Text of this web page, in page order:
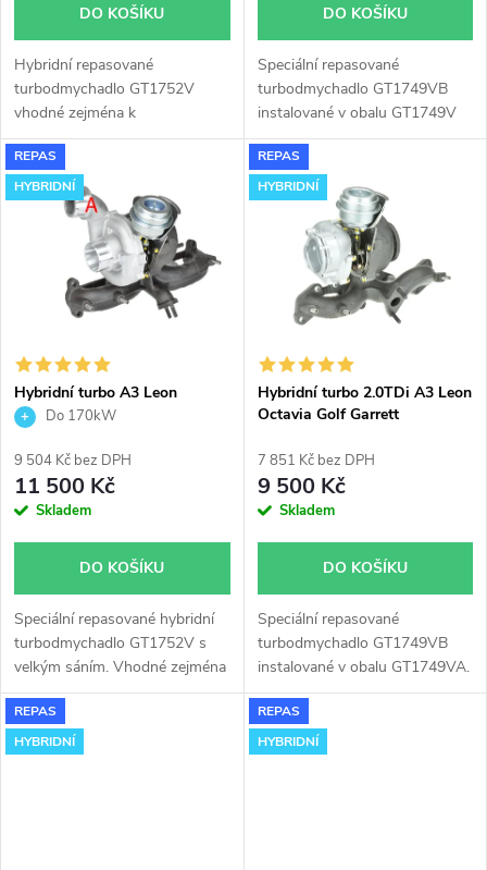
u
k
t
d
u
k
t
DO KOŠÍKU
Hybridní repasované
turbodmychadlo GT1752V
vhodné zejména k
výkonnostním úpravám jako
např. chiptuning. Pro vozy Audi
A3, Seat Altea Leon Toledo,
Škoda Octavia Superb, VW
Golf Jetta Passat Touran 2.0TDi
100kW 103kW.
DO KOŠÍKU
Speciální repasované
turbodmychadlo GT1749VB
instalované v obalu GT1749V
(pro motory TDi 66-85KW).
Vhodné zejména k
výkonnostním úpravám jako
např. chiptuning. Pro vozy Audi
A3 Seat Alhambra Leon Toledo
Škoda Fabia Octavia VW Golf
Bora Sharan 1.9TDi
REPAS
HYBRIDNÍ
Hybridní turbo A3 Leon
Octavia Golf s velkým sáním
Do 170kW
9 504 Kč bez DPH
11 500 Kč
Skladem
DO KOŠÍKU
Speciální repasované hybridní
turbodmychadlo GT1752V s
velkým sáním. Vhodné zejména
k výkonnostním úpravám jako
např. chiptuning. Pro vozy Audi
A3 Seat Alhambra Leon Toledo
REPAS
HYBRIDNÍ
Hybridní turbo 2.0TDi A3 Leon
Octavia Golf Garrett
7 851 Kč bez DPH
9 500 Kč
Skladem
DO KOŠÍKU
Speciální repasované
turbodmychadlo GT1749VB
instalované v obalu GT1749VA.
Vhodné zejména k
výkonnostním úpravám jako
např. chiptuning. Pro vozy Audi
REPAS
HYBRIDNÍ
REPAS
HYBRIDNÍ